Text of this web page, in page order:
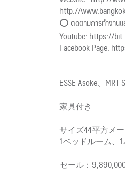
http://
⭕ ติดตามการทำงานแ
Youtube: https://
Facebook Page:
----------------
ESSE Asoke、
家具付き
サイズ44平方メ
1ベッドルーム、
セール：